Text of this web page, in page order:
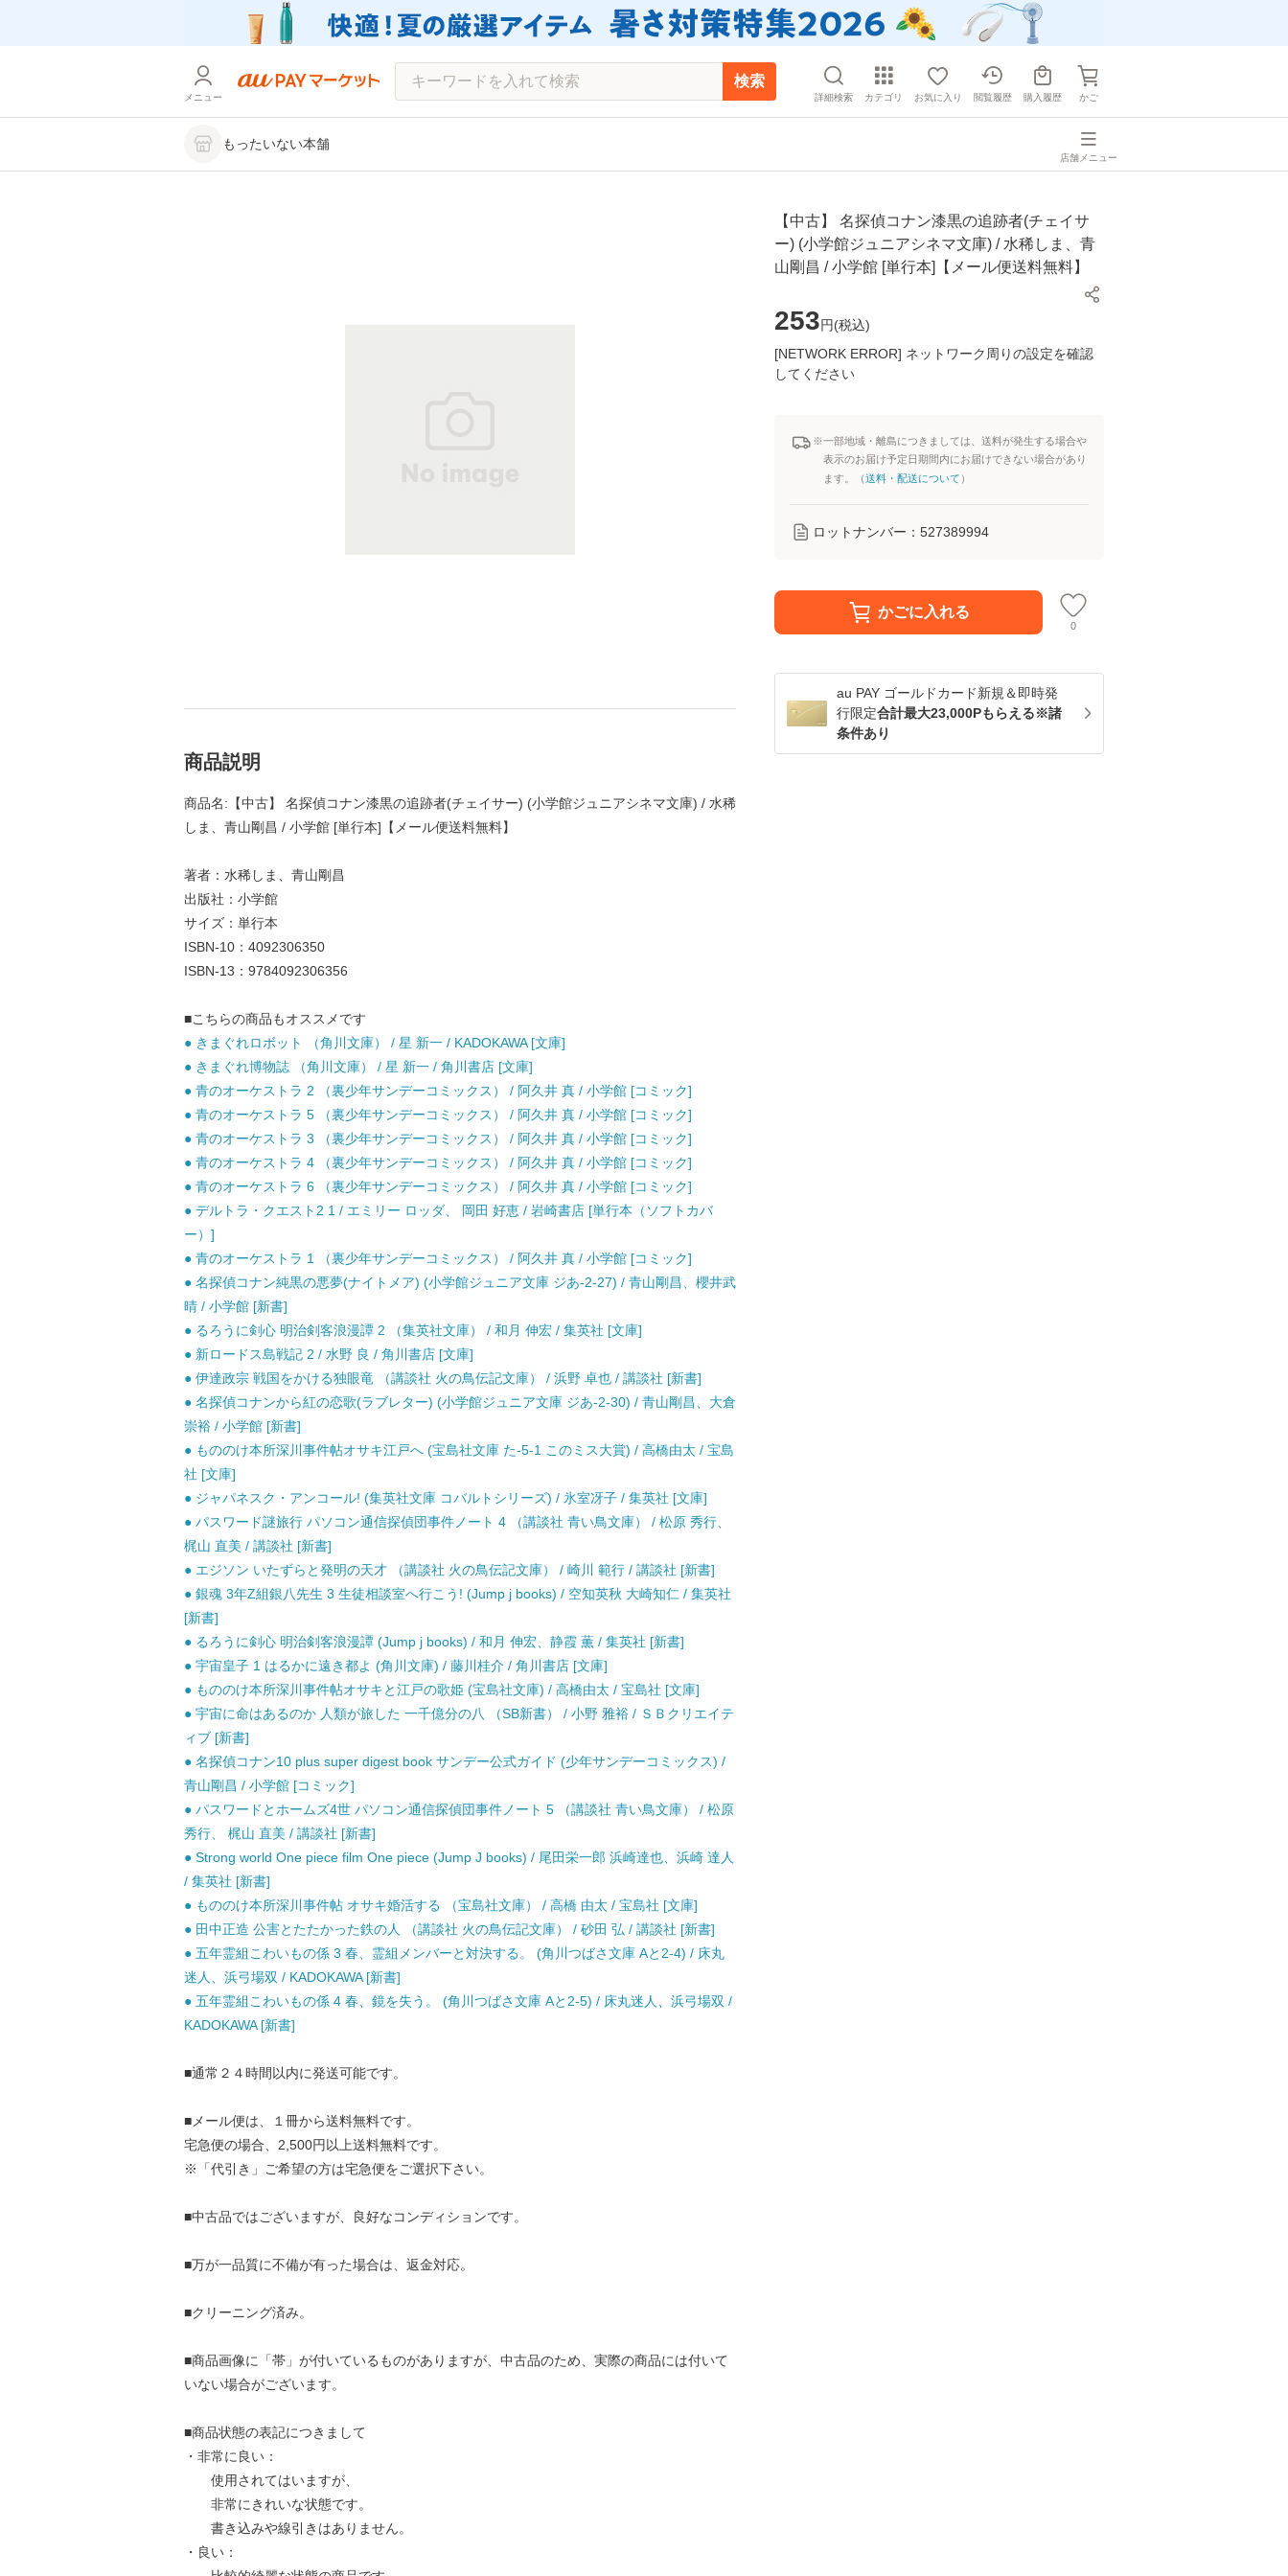
メニュー
検索
詳細検索 カテゴリ お気に入り 閲覧履歴 購入履歴 かご
もったいない本舗
店舗メニュー
【中古】 名探偵コナン漆黒の追跡者(チェイサ
ー) (小学館ジュニアシネマ文庫) / 水稀しま、青
山剛昌 / 小学館 [単行本]【メール便送料無料】
253円(税込)
[NETWORK ERROR] ネットワーク周りの設定を確認
してください
※一部地域・離島につきましては、送料が発生する場合や
表示のお届け予定日期間内にお届けできない場合があり
ます。（送料・配送について ）
ロットナンバー： 527389994
かごに入れる
0
au PAY ゴールドカード新規＆即時発
行限定合計最大23,000Pもらえる※諸
条件あり
商品説明
商品名:【中古】 名探偵コナン漆黒の追跡者(チェイサー) (小学館ジュニアシネマ文庫) / 水稀
しま、青山剛昌 / 小学館 [単行本]【メール便送料無料】
著者：水稀しま、青山剛昌
出版社：小学館
サイズ：単行本
ISBN-10：4092306350
ISBN-13：9784092306356
■こちらの商品もオススメです
● きまぐれロボット （角川文庫） / 星 新一 / KADOKAWA [文庫]
● きまぐれ博物誌 （角川文庫） / 星 新一 / 角川書店 [文庫]
● 青のオーケストラ 2 （裏少年サンデーコミックス） / 阿久井 真 / 小学館 [コミック]
● 青のオーケストラ 5 （裏少年サンデーコミックス） / 阿久井 真 / 小学館 [コミック]
● 青のオーケストラ 3 （裏少年サンデーコミックス） / 阿久井 真 / 小学館 [コミック]
● 青のオーケストラ 4 （裏少年サンデーコミックス） / 阿久井 真 / 小学館 [コミック]
● 青のオーケストラ 6 （裏少年サンデーコミックス） / 阿久井 真 / 小学館 [コミック]
● デルトラ・クエスト2 1 / エミリー ロッダ、 岡田 好恵 / 岩崎書店 [単行本（ソフトカバ
ー）]
● 青のオーケストラ 1 （裏少年サンデーコミックス） / 阿久井 真 / 小学館 [コミック]
● 名探偵コナン純黒の悪夢(ナイトメア) (小学館ジュニア文庫 ジあ-2-27) / 青山剛昌、櫻井武
晴 / 小学館 [新書]
● るろうに剣心 明治剣客浪漫譚 2 （集英社文庫） / 和月 伸宏 / 集英社 [文庫]
● 新ロードス島戦記 2 / 水野 良 / 角川書店 [文庫]
● 伊達政宗 戦国をかける独眼竜 （講談社 火の鳥伝記文庫） / 浜野 卓也 / 講談社 [新書]
● 名探偵コナンから紅の恋歌(ラブレター) (小学館ジュニア文庫 ジあ-2-30) / 青山剛昌、大倉
崇裕 / 小学館 [新書]
● もののけ本所深川事件帖オサキ江戸へ (宝島社文庫 た-5-1 このミス大賞) / 高橋由太 / 宝島
社 [文庫]
● ジャパネスク・アンコール! (集英社文庫 コバルトシリーズ) / 氷室冴子 / 集英社 [文庫]
● パスワード謎旅行 パソコン通信探偵団事件ノート 4 （講談社 青い鳥文庫） / 松原 秀行、
梶山 直美 / 講談社 [新書]
● エジソン いたずらと発明の天才 （講談社 火の鳥伝記文庫） / 崎川 範行 / 講談社 [新書]
● 銀魂 3年Z組銀八先生 3 生徒相談室へ行こう! (Jump j books) / 空知英秋 大崎知仁 / 集英社
[新書]
● るろうに剣心 明治剣客浪漫譚 (Jump j books) / 和月 伸宏、静霞 薫 / 集英社 [新書]
● 宇宙皇子 1 はるかに遠き都よ (角川文庫) / 藤川桂介 / 角川書店 [文庫]
● もののけ本所深川事件帖オサキと江戸の歌姫 (宝島社文庫) / 高橋由太 / 宝島社 [文庫]
● 宇宙に命はあるのか 人類が旅した 一千億分の八 （SB新書） / 小野 雅裕 / ＳＢクリエイテ
ィブ [新書]
● 名探偵コナン10 plus super digest book サンデー公式ガイド (少年サンデーコミックス) /
青山剛昌 / 小学館 [コミック]
● パスワードとホームズ4世 パソコン通信探偵団事件ノート 5 （講談社 青い鳥文庫） / 松原
秀行、 梶山 直美 / 講談社 [新書]
● Strong world One piece film One piece (Jump J books) / 尾田栄一郎 浜崎達也、浜崎 達人
/ 集英社 [新書]
● もののけ本所深川事件帖 オサキ婚活する （宝島社文庫） / 高橋 由太 / 宝島社 [文庫]
● 田中正造 公害とたたかった鉄の人 （講談社 火の鳥伝記文庫） / 砂田 弘 / 講談社 [新書]
● 五年霊組こわいもの係 3 春、霊組メンバーと対決する。 (角川つばさ文庫 Aと2-4) / 床丸
迷人、浜弓場双 / KADOKAWA [新書]
● 五年霊組こわいもの係 4 春、鏡を失う。 (角川つばさ文庫 Aと2-5) / 床丸迷人、浜弓場双 /
KADOKAWA [新書]
■通常２４時間以内に発送可能です。
■メール便は、１冊から送料無料です。
宅急便の場合、2,500円以上送料無料です。
※「代引き」ご希望の方は宅急便をご選択下さい。
■中古品ではございますが、良好なコンディションです。
■万が一品質に不備が有った場合は、返金対応。
■クリーニング済み。
■商品画像に「帯」が付いているものがありますが、中古品のため、実際の商品には付いて
いない場合がございます。
■商品状態の表記につきまして
・非常に良い：
使用されてはいますが、
非常にきれいな状態です。
書き込みや線引きはありません。
・良い：